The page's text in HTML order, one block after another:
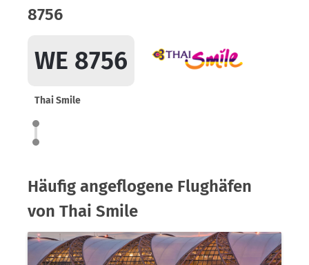
8756
WE 8756
Thai Smile
Häufig angeflogene Flughäfen
von Thai Smile